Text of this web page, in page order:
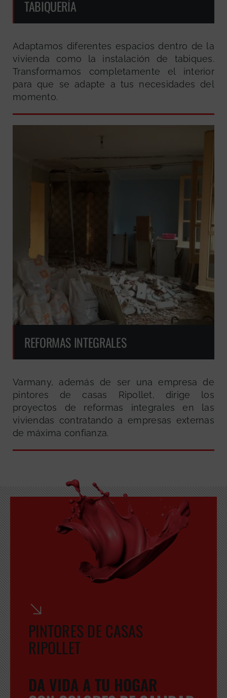
TABIQUERÍA
Adaptamos diferentes espacios dentro de la
vivienda como la instalación de tabiques.
Transformamos completamente el interior
para que se adapte a tus necesidades del
momento.
REFORMAS INTEGRALES
Varmany, además de ser una empresa de
pintores de casas Ripollet, dirige los
proyectos de reformas integrales en las
viviendas contratando a empresas externas
de máxima confianza.
PINTORES DE CASAS
RIPOLLET
DA VIDA A TU HOGAR